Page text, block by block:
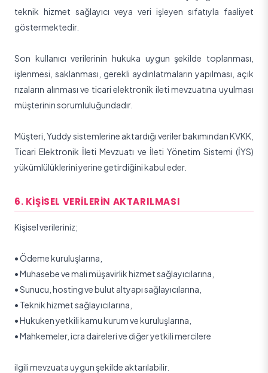
teknik hizmet sağlayıcı veya veri işleyen sıfatıyla faaliyet
göstermektedir.
Son kullanıcı verilerinin hukuka uygun şekilde toplanması,
işlenmesi, saklanması, gerekli aydınlatmaların yapılması, açık
rızaların alınması ve ticari elektronik ileti mevzuatına uyulması
müşterinin sorumluluğundadır.
Müşteri, Yuddy sistemlerine aktardığı veriler bakımından KVKK,
Ticari Elektronik İleti Mevzuatı ve İleti Yönetim Sistemi (İYS)
yükümlülüklerini yerine getirdiğini kabul eder.
6. KIŞISEL VERILERIN AKTARILMASI
Kişisel verileriniz;
•Ödeme kuruluşlarına,
•Muhasebe ve mali müşavirlik hizmet sağlayıcılarına,
•Sunucu, hosting ve bulut altyapı sağlayıcılarına,
• Teknik hizmet sağlayıcılarına,
•Hukuken yetkili kamu kurum ve kuruluşlarına,
•Mahkemeler, icra daireleri ve diğer yetkili mercilere
ilgili mevzuata uygun şekilde aktarılabilir.